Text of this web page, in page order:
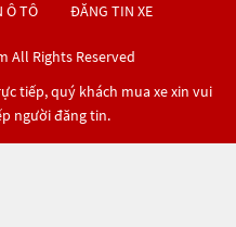
Ô TÔ ĐĂNG TIN XE
All Rights Reserved
tiếp, quý khách mua xe xin vui
người đăng tin.